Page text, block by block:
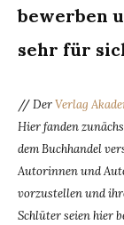
bewerben
sehr für
//DerVerlag
Hier fanden
dem Buchhandel
Autorinnen und
vorzustellen und
Schlüter seien hier